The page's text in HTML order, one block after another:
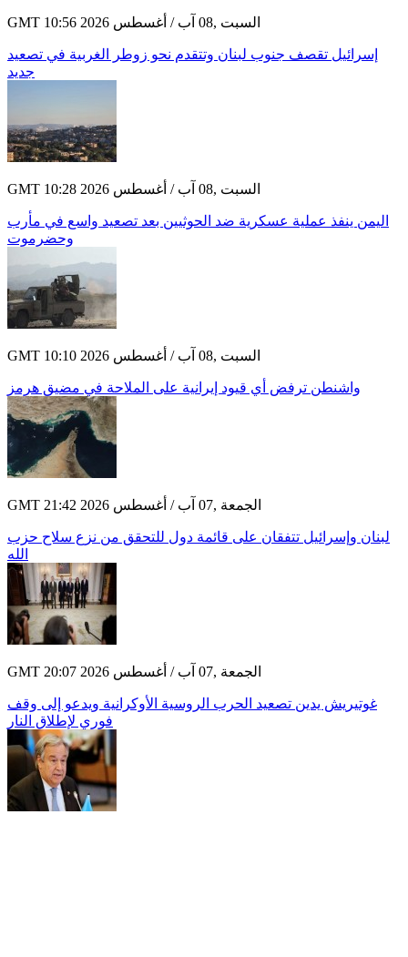
GMT 10:56 2026 السبت ,08 آب / أغسطس
إسرائيل تقصف جنوب لبنان وتتقدم نحو زوطر الغربية في تصعيد
جديد
GMT 10:28 2026 السبت ,08 آب / أغسطس
اليمن ينفذ عملية عسكرية ضد الحوثيين بعد تصعيد واسع في مأرب
وحضرموت
GMT 10:10 2026 السبت ,08 آب / أغسطس
واشنطن ترفض أي قيود إيرانية على الملاحة في مضيق هرمز
GMT 21:42 2026 الجمعة ,07 آب / أغسطس
لبنان وإسرائيل تتفقان على قائمة دول للتحقق من نزع سلاح حزب
الله
GMT 20:07 2026 الجمعة ,07 آب / أغسطس
غوتيريش يدين تصعيد الحرب الروسية الأوكرانية ويدعو إلى وقف
فوري لإطلاق النار